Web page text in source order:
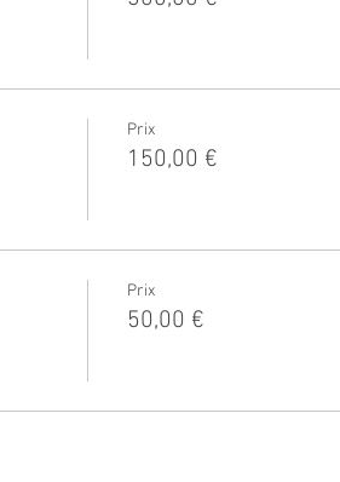
Prix
150,00 €
Prix
50,00 €